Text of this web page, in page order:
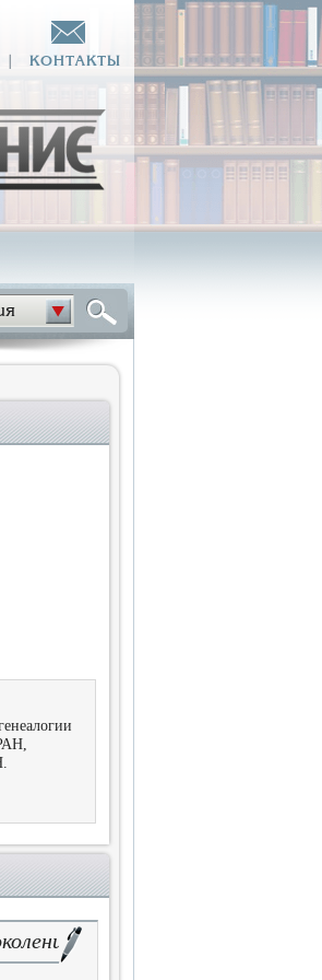
КОНТАКТЫ